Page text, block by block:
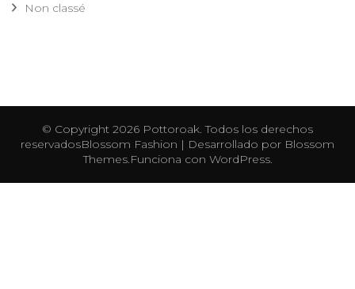
Non classé
© Copyright 2026 Pottoroak. Todos los derechos
reservadosBlossom Fashion | Desarrollado por Blossom
Themes.Funciona con WordPress.